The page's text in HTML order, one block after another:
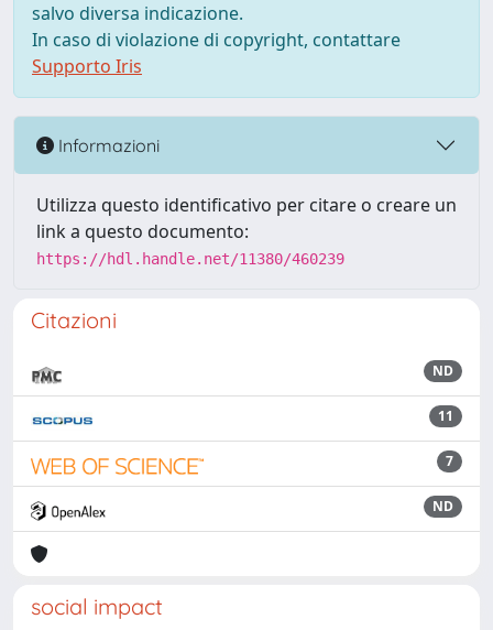
salvo diversa indicazione.
In caso di violazione di copyright, contattare
Supporto Iris
Informazioni
Utilizza questo identificativo per citare o creare un
link a questo documento:
https://hdl.handle.net/11380/460239
Citazioni
ND
11
7
ND
social impact